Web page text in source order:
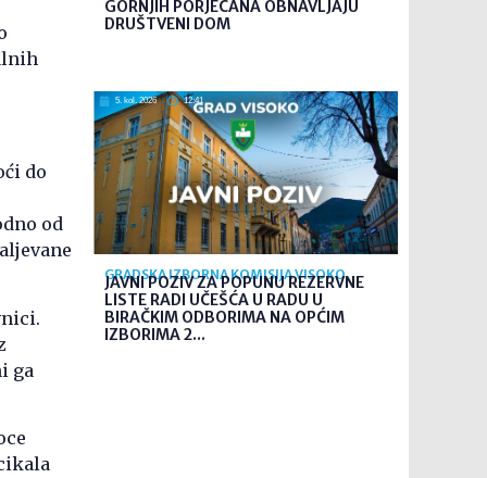
do
od
ga
GORNJIH PORJEČANA OBNAVLJAJU
DRUŠTVENI DOM
5. kol. 2026 12:41
GRADSKA IZBORNA KOMISIJA VISOKO
JAVNI POZIV ZA POPUNU REZERVNE
LISTE RADI UČEŠĆA U RADU U
BIRAČKIM ODBORIMA NA OPĆIM
IZBORIMA 2...